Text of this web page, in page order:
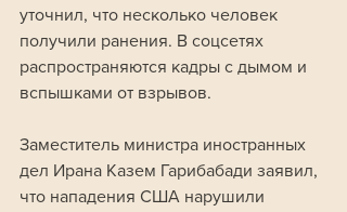
уточнил, что несколько человек
получили ранения. В соцсетях
распространяются кадры с дымом и
вспышками от взрывов.
Заместитель министра иностранных
дел Ирана Казем Гарибабади заявил,
что нападения США нарушили